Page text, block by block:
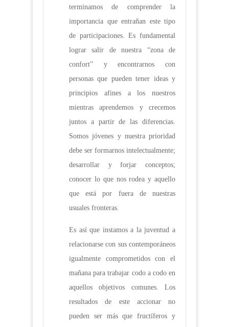
terminamos de comprender la
importancia que entrañan este tipo
de participaciones. Es fundamental
lograr salir de nuestra “zona de
confort” y encontrarnos con
personas que pueden tener ideas y
principios afines a los nuestros
mientras aprendemos y crecemos
juntos a partir de las diferencias.
Somos jóvenes y nuestra prioridad
debe ser formarnos intelectualmente;
desarrollar y forjar conceptos;
conocer lo que nos rodea y aquello
que está por fuera de nuestras
usuales fronteras.
Es así que instamos a la juventud a
relacionarse con sus contemporáneos
igualmente comprometidos con el
mañana para trabajar codo a codo en
aquellos objetivos comunes. Los
resultados de este accionar no
pueden ser más que fructíferos y